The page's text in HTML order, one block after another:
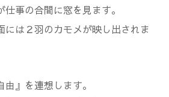
事の合間に窓を見ます。
には２羽のカモメが映し出されま
』を連想します。